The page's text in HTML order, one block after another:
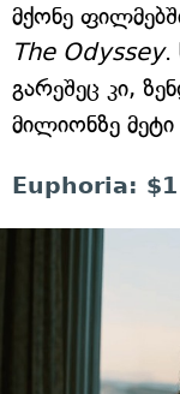
მქონე
The Odyssey.
გარეშეც კი,
მილიონზე
Euphoria: